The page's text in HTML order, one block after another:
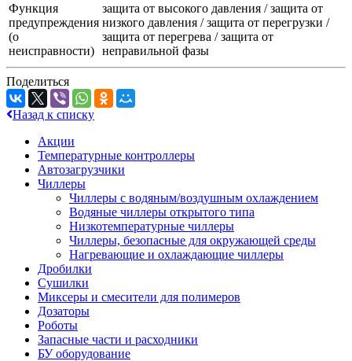
Функция
предупреждения
(о
неисправности)
защита от высокого давления / защита от
низкого давления / защита от перегрузки /
защита от перегрева / защита от
неправильной фазы
Поделиться
Назад к списку
Акции
Температурные контроллеры
Автозагрузчики
Чиллеры
Чиллеры с водяным/воздушным охлаждением
Водяные чиллеры открытого типа
Низкотемпературные чиллеры
Чиллеры, безопасные для окружающей среды
Нагревающие и охлаждающие чиллеры
Дробилки
Сушилки
Миксеры и смесители для полимеров
Дозаторы
Роботы
Запасные части и расходники
БУ оборудование